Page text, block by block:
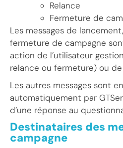
Relance
Fermeture de
Les messages de
fermeture de campagne
action de l’utilisateur
relance ou fermeture) ou de
Les autres messages sont
automatiquement par
d’une réponse au
Destinataires des
campagne